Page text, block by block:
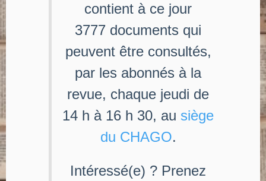
contient à ce jour
3777 documents qui
peuvent être consultés,
par les abonnés à la
revue, chaque jeudi de
14 h à 16 h 30, au siège
du CHAGO.
Intéressé(e) ? Prenez